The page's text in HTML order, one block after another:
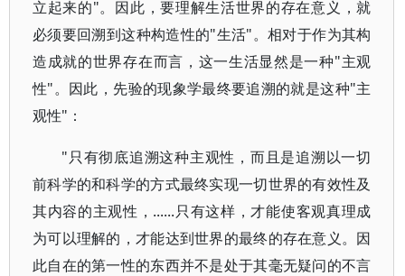
立起来的"。因此，要理解生活世界的存在意义，就
必须要回溯到这种构造性的"生活"。相对于作为其构
造成就的世界存在而言，这一生活显然是一种"主观
性"。因此，先验的现象学最终要追溯的就是这种"主
观性"：
"只有彻底追溯这种主观性，而且是追溯以一切
前科学的和科学的方式最终实现一切世界的有效性及
其内容的主观性，......只有这样，才能使客观真理成
为可以理解的，才能达到世界的最终的存在意义。因
此自在的第一性的东西并不是处于其毫无疑问的不言